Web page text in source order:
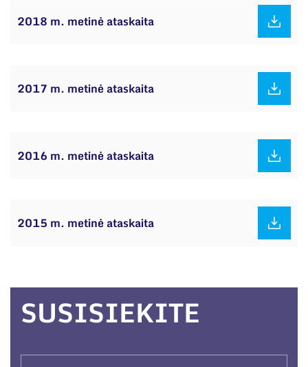
2018 m. metinė ataskaita
2017 m. metinė ataskaita
2016 m. metinė ataskaita
2015 m. metinė ataskaita
SUSISIEKITE